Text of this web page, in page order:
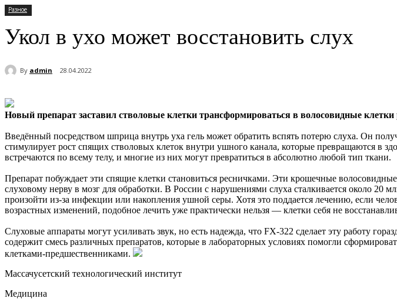
Разное
Укол в ухо может восстановить слух
By admin 28.04.2022
Новый препарат заставил стволовые клетки трансформироваться в волосовидные
Введённый посредством шприца внутрь уха гель может обратить вспять потерю слуха. Он
стимулирует рост спящих стволовых клеток внутри ушного канала, которые превращаются в
встречаются по всему телу, и многие из них могут превратиться в абсолютно любой тип ткани.
Препарат побуждает эти спящие клетки становиться ресничками. Эти крошечные
слуховому нерву в мозг для обработки. В России с нарушениями слуха сталкивается около 20
произойти из-за инфекции или накопления ушной серы. Хотя это поддается лечению, если
возрастных изменений, подобное лечить уже практически нельзя — клетки себя не
Слуховые аппараты могут усиливать звук, но есть надежда, что FX-322 сделает эту работу
содержит смесь различных препаратов, которые в лабораторных условиях помогли
клетками-предшественниками.
Массачусетский технологический институт
Медицина